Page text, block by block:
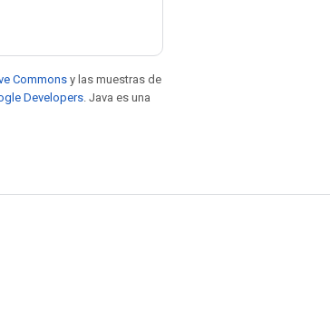
Commons y las muestras de
Developers . Java es una